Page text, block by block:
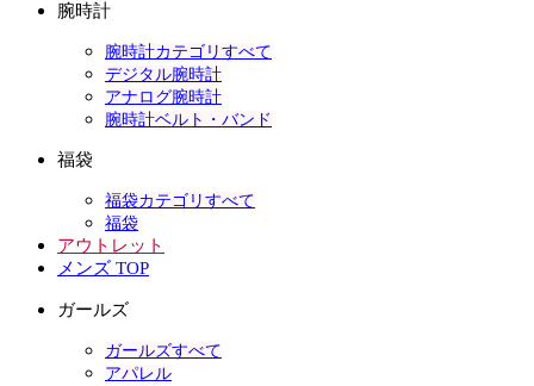
腕時計
腕時計カテゴリすべて
デジタル腕時計
アナログ腕時計
腕時計ベルト・バンド
福袋
福袋カテゴリすべて
福袋
アウトレット
メンズ TOP
ガールズ
ガールズすべて
アパレル